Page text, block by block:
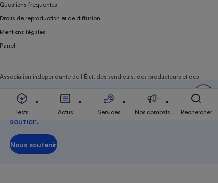
Soutenez-nous
Aujourd'hui plus que jamais, nous comptons sur
votre
soutien.
Nous soutenir
Questions fréquentes
Droits de reproduction et de diffusion
Mentions légales
Panel
Association indépendante de l’État, des syndicats, des producteurs et des
Tests Actus Services Nos combats Rechercher